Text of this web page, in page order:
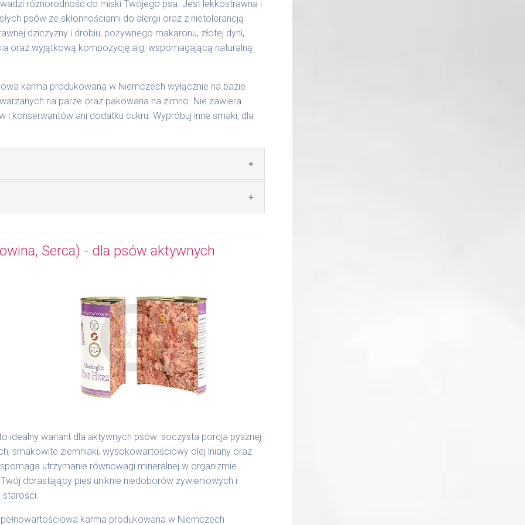
Indywidualne potrzeby zależne są od rasy,
czynników.
1017 | 800 g/1025
różnorodność do miski Twojego psa. Jest lekkostrawna i
psów ze skłonnościami do alergii oraz z nietolerancją
dziczyzny i drobiu, pożywnego makaronu, złotej dyni,
oraz wyjątkową kompozycję alg, wspomagającą naturalną
karma produkowana w Niemczech wyłącznie na bazie
na parze oraz pakowana na zimno. Nie zawiera
konserwantów ani dodatku cukru. Wypróbuj inne smaki, dla
49% dziczyzna, 20% drób, 4% makaron, 4%
z łososia.
do naszych karm są składnikami spożywczymi
w lodówce, nie dłużej niż 2 dni.
Indywidualne potrzeby zależne są od rasy,
czynników.
1018 | 800 g/1026
Serca) - dla psów aktywnych
idealny wariant dla aktywnych psów: soczysta porcja pysznej
smakowite ziemniaki, wysokowartościowy olej lniany oraz
utrzymanie równowagi mineralnej w organizmie.
dorastający pies uniknie niedoborów żywieniowych i
starości.
karma produkowana w Niemczech